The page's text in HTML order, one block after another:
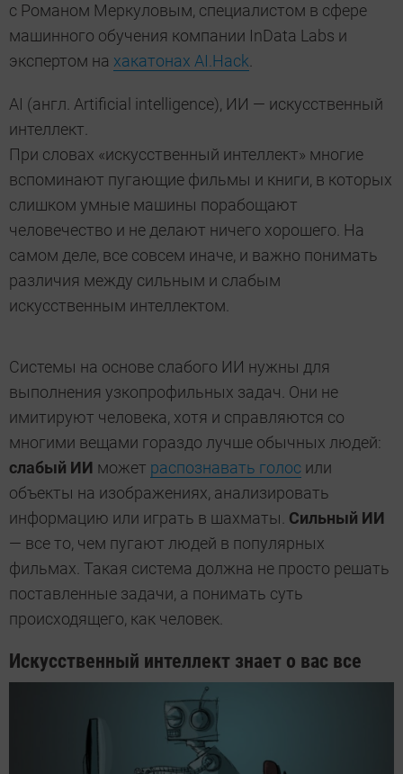
с Романом Меркуловым, специалистом в сфере
машинного обучения компании InData Labs и
экспертом на хакатонах AI.Hack.
AI (англ. Artificial intelligence), ИИ — искусственный
интеллект.
При словах «искусственный интеллект» многие
вспоминают пугающие фильмы и книги, в которых
слишком умные машины порабощают
человечество и не делают ничего хорошего. На
самом деле, все совсем иначе, и важно понимать
различия между сильным и слабым
искусственным интеллектом.
Системы на основе слабого ИИ нужны для
выполнения узкопрофильных задач. Они не
имитируют человека, хотя и справляются со
многими вещами гораздо лучше обычных людей:
слабый ИИ может распознавать голос или
объекты на изображениях, анализировать
информацию или играть в шахматы. Сильный ИИ
— все то, чем пугают людей в популярных
фильмах. Такая система должна не просто решать
поставленные задачи, а понимать суть
происходящего, как человек.
Искусственный интеллект знает о вас все